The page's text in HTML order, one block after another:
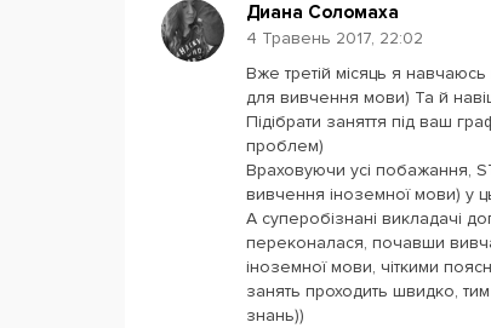
Диана Соломаха
4 Травень 2017, 22:02
Вже третій місяць я
для вивчення мови) Та й
Підібрати заняття під ваш
проблем)
Враховуючи усі побажання,
вивчення іноземної мови) у
А суперобізнані викладачі
переконалася, почавши
іноземної мови, чіткими
занять проходить швидко,
знань))